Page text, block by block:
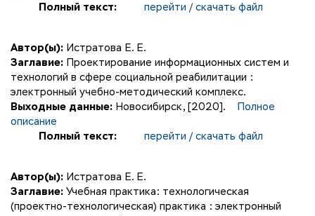
Полный текст:
перейти / скачать файл
Автор(ы): Истратова Е. Е.
Заглавие: Проектирование информационных систем и
технологий в сфере социальной реабилитации :
электронный учебно-методический комплекс.
Выходные данные: Новосибирск, [2020].
Полное
описание
Полный текст:
перейти / скачать файл
Автор(ы): Истратова Е. Е.
Заглавие: Учебная практика: технологическая
(проектно-технологическая) практика : электронный